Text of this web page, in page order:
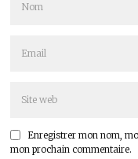
Enregistrer mon nom,
mon prochain commentaire.